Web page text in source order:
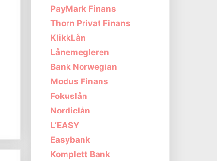
PayMark Finans
Thorn Privat Finans
KlikkLån
Lånemegleren
Bank Norwegian
Modus Finans
Fokuslån
Nordiclån
L’EASY
Easybank
Komplett Bank